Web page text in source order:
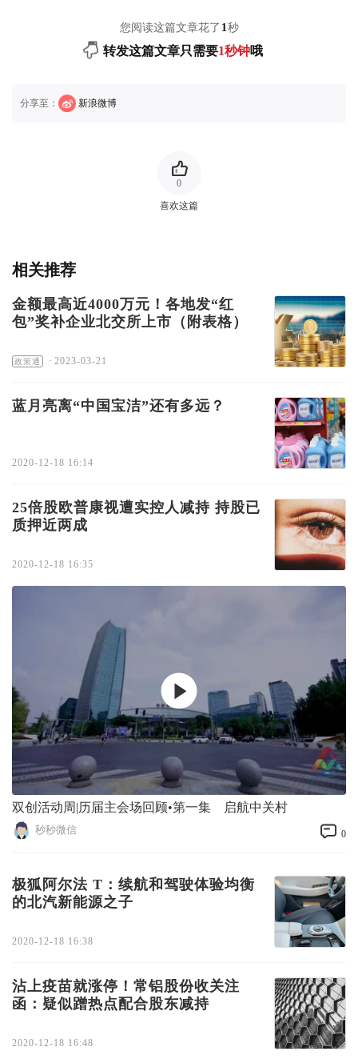
您阅读这篇文章花了 1秒
转发这篇文章只需要1秒钟哦
分享至： 新浪微博
喜欢这篇
0
相关推荐
金额最高近4000万元！各地发“红
包”奖补企业北交所上市（附表格）
政策通 · 2023-03-21
蓝月亮离“中国宝洁”还有多远？
2020-12-18 16:14
25倍股欧普康视遭实控人减持 持股已
质押近两成
2020-12-18 16:35
双创活动周|历届主会场回顾•第一集 启航中关村
秒秒微信 0
极狐阿尔法 T：续航和驾驶体验均衡
的北汽新能源之子
2020-12-18 16:38
沾上疫苗就涨停！常铝股份收关注
函：疑似蹭热点配合股东减持
2020-12-18 16:48